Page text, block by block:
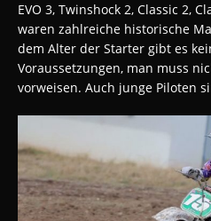
EVO 3, Twinshock 2, Classic 2,
waren zahlreiche historische
dem Alter der Starter gibt es
Voraussetzungen, man muss
vorweisen. Auch junge Piloten